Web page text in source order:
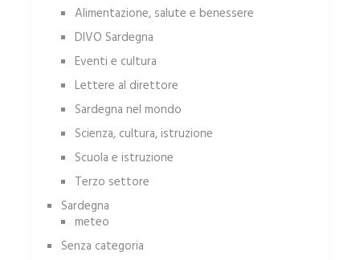
Alimentazione, salute e benessere
DIVO Sardegna
Eventi e cultura
Lettere al direttore
Sardegna nel mondo
Scienza, cultura, istruzione
Scuola e istruzione
Terzo settore
Sardegna
meteo
Senza categoria